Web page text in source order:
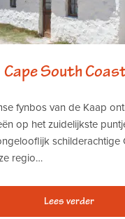
Cape South
fynbos van de Kaap
op het zuidelijkste
schilderachtige
regio…